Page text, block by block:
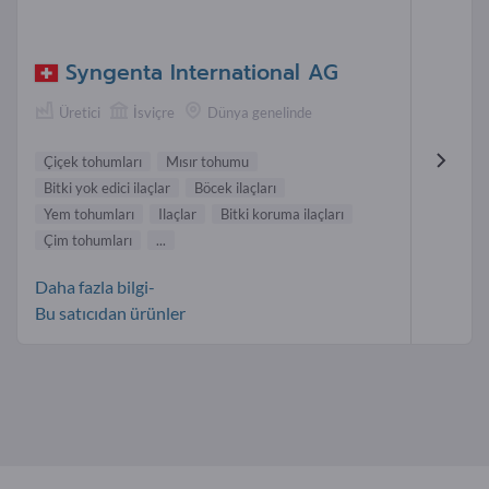
Syngenta International AG
Üretici İsviçre Dünya genelinde
Çiçek tohumları
Mısır tohumu
Bitki yok edici ilaçlar
Böcek ilaçları
Yem tohumları
Ilaçlar
Bitki koruma ilaçları
Çim tohumları
...
Daha fazla bilgi-
Bu satıcıdan ürünler